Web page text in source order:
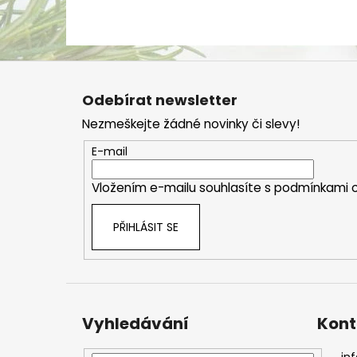
Z
Odebírat newsletter
Nezmeškejte žádné novinky či slevy!
E-mail
Vložením e-mailu souhlasíte s podmínkami
PŘIHLÁSIT SE
Vyhledávání